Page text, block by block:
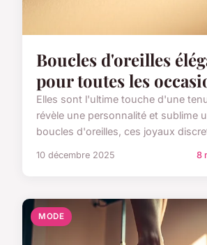
Boucles d'oreilles
pour toutes les
Elles sont l'ultime touche d'une
révèle une personnalité et sublime
boucles d'oreilles, ces joyaux
10 décembre 2025 8
MODE